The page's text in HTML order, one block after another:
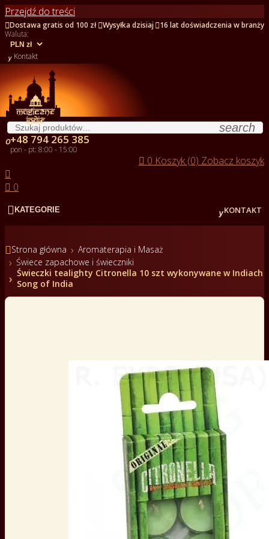
Przejdź do treści
Dostawa gratis od 100 zł Wysyłka dzisiaj 16 lat doświadczenia w branży
Waluta:
 Kontakt
search
+48 794 265 385
pon - pt: 8:00 - 15:00
 0 Koszyk (0) Zobacz koszyk

 0
 KATEGORIE KONTAKT
Strona główna
Aromaterapia i Masaż
Świece zapachowe i świeczniki
Świeczki tealighty Citronella 10 szt wykonywane w Indiach
Song of India